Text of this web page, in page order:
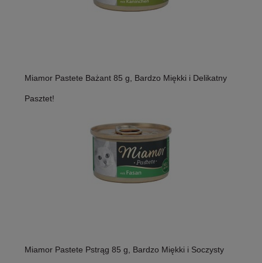
Miamor Pastete Bażant 85 g, Bardzo Miękki i Delikatny
Pasztet!
Miamor Pastete Pstrąg 85 g, Bardzo Miękki i Soczysty